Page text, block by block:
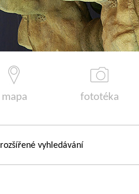
mapa fototéka
rozšířené vyhledávání